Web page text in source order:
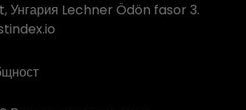
Унгария Lechner Ödön fasor 3.